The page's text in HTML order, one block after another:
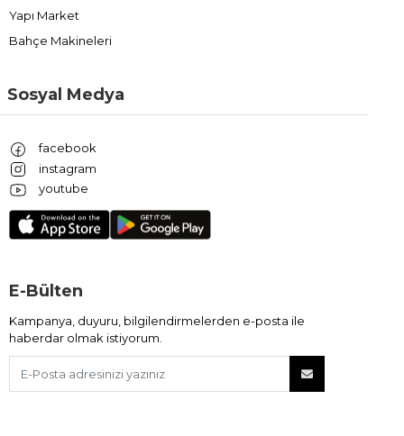
Yapı Market
Bahçe Makineleri
Sosyal Medya
facebook
instagram
youtube
E-Bülten
Kampanya, duyuru, bilgilendirmelerden e-posta ile
haberdar olmak istiyorum.